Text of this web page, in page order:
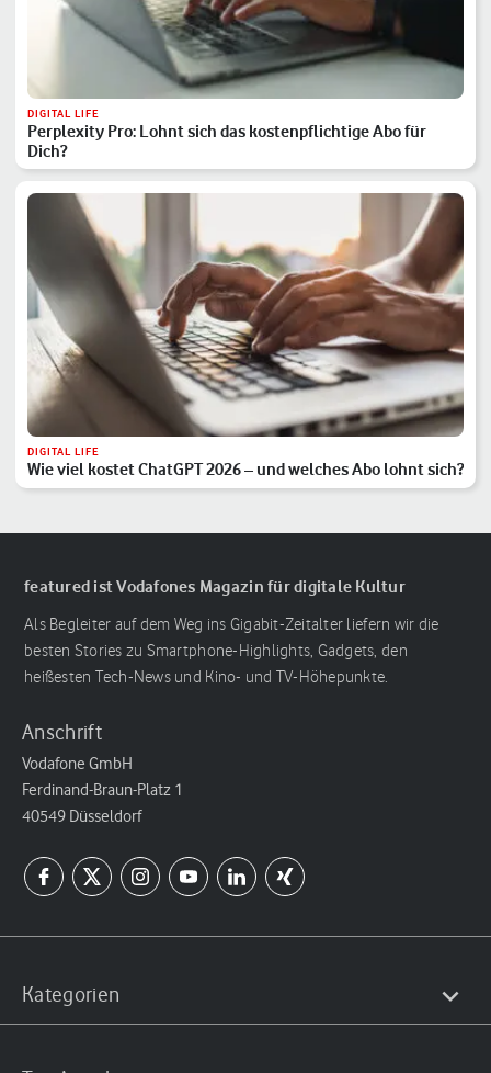
DIGITAL LIFE
Perplexity Pro: Lohnt sich das kostenpflichtige Abo für
Dich?
DIGITAL LIFE
Wie viel kostet ChatGPT 2026 – und welches Abo lohnt sich?
featured ist Vodafones Magazin für digitale Kultur
Als Begleiter auf dem Weg ins Gigabit-Zeitalter liefern wir die
besten Stories zu Smartphone-Highlights, Gadgets, den
heißesten Tech-News und Kino- und TV-Höhepunkte.
Anschrift
Vodafone GmbH
Ferdinand-Braun-Platz 1
40549 Düsseldorf
Kategorien